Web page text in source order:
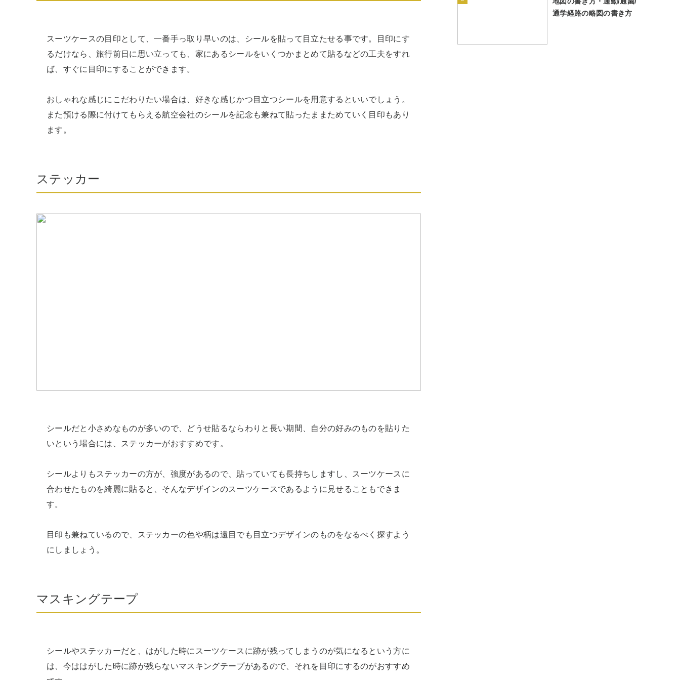
スーツケースの目印として、一番手っ取り早いのは、シールを貼って目立たせる事です。目印にす
るだけなら、旅行前日に思い立っても、家にあるシールをいくつかまとめて貼るなどの工夫をすれ
ば、すぐに目印にすることができます。
おしゃれな感じにこだわりたい場合は、好きな感じかつ目立つシールを用意するといいでしょう。
また預ける際に付けてもらえる航空会社のシールを記念も兼ねて貼ったままためていく目印もあり
ます。
ステッカー
シールだと小さめなものが多いので、どうせ貼るならわりと長い期間、自分の好みのものを貼りた
いという場合には、ステッカーがおすすめです。
シールよりもステッカーの方が、強度があるので、貼っていても長持ちしますし、スーツケースに
合わせたものを綺麗に貼ると、そんなデザインのスーツケースであるように見せることもできま
す。
目印も兼ねているので、ステッカーの色や柄は遠目でも目立つデザインのものをなるべく探すよう
にしましょう。
マスキングテープ
シールやステッカーだと、はがした時にスーツケースに跡が残ってしまうのが気になるという方に
は、今ははがした時に跡が残らないマスキングテープがあるので、それを目印にするのがおすすめ
通学経路の略図の書き方